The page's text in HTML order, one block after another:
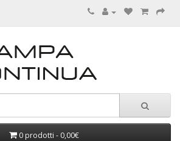
0 prodotti - 0,00€